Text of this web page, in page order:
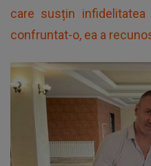
care susțin infidelitatea
confruntat-o, ea a